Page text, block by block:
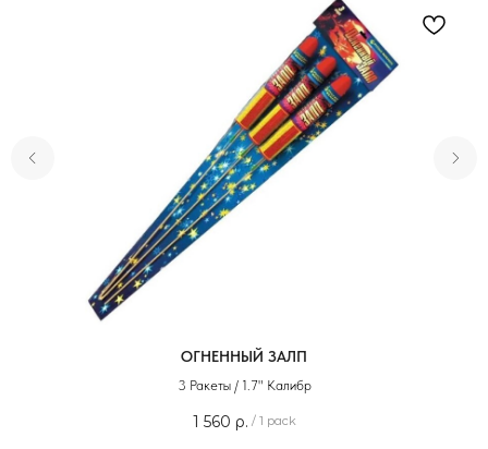
ОГНЕННЫЙ ЗАЛП
3 Ракеты / 1.7" Калибр
1 560 р. / 1 pack